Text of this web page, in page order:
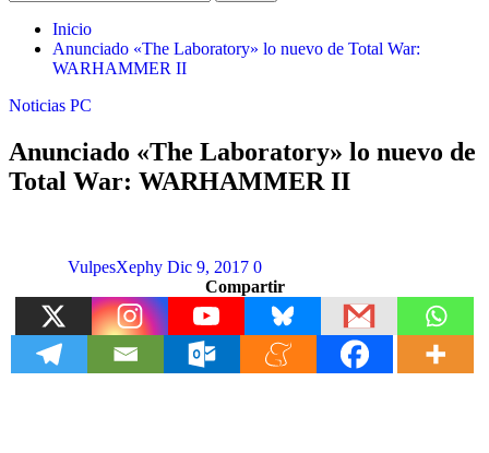
Inicio
Anunciado «The Laboratory» lo nuevo de Total War:
WARHAMMER II
Noticias PC
Anunciado «The Laboratory» lo nuevo de
Total War: WARHAMMER II
VulpesXephy Dic 9, 2017 0
Compartir